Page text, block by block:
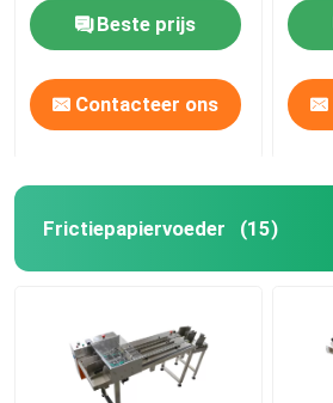
Beste prijs
Contacteer ons
Frictiepapiervoeder (15)